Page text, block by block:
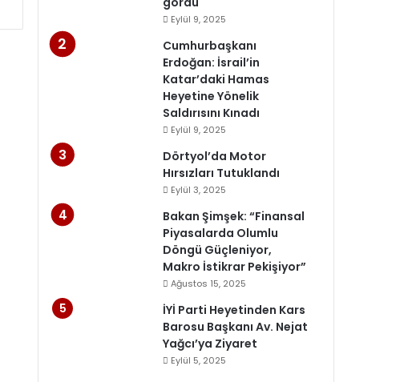
Eylül 9, 2025
Cumhurbaşkanı
Erdoğan: İsrail’in
Katar’daki Hamas
Heyetine Yönelik
Saldırısını Kınadı
Eylül 9, 2025
Dörtyol’da Motor
Hırsızları Tutuklandı
Eylül 3, 2025
Bakan Şimşek: “Finansal
Piyasalarda Olumlu
Döngü Güçleniyor,
Makro İstikrar Pekişiyor”
Ağustos 15, 2025
İYİ Parti Heyetinden Kars
Barosu Başkanı Av. Nejat
Yağcı’ya Ziyaret
Eylül 5, 2025